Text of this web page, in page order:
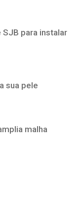
para instalar
sua pele
malha